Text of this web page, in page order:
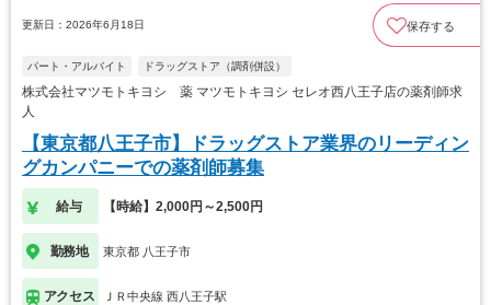
更新日：2026年6月18日 保存する
パート・アルバイト ドラッグストア（調剤併設）
株式会社マツモトキヨシ 薬 マツモトキヨシ セレオ西八王子店の薬剤師求
人
【東京都八王子市】ドラッグストア業界のリーディン
グカンパニーでの薬剤師募集
給与 【時給】2,000円～2,500円
勤務地 東京都 八王子市
アクセス ＪＲ中央線 西八王子駅